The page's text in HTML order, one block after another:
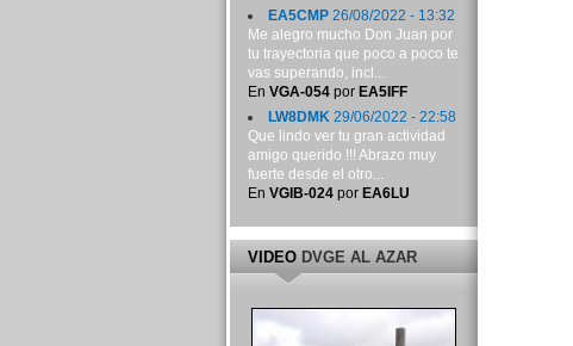
EA5CMP26/08/2022 - 13:32
Me alegro mucho Don Juan por
tu trayectoria que poco a poco te
vas superando, incl...
En VGA-054por EA5IFF
LW8DMK29/06/2022 - 22:58
Que lindo ver tu gran actividad
amigo querido !!! Abrazo muy
fuerte desde el otro...
En VGIB-024por EA6LU
VIDEODVGE AL AZAR